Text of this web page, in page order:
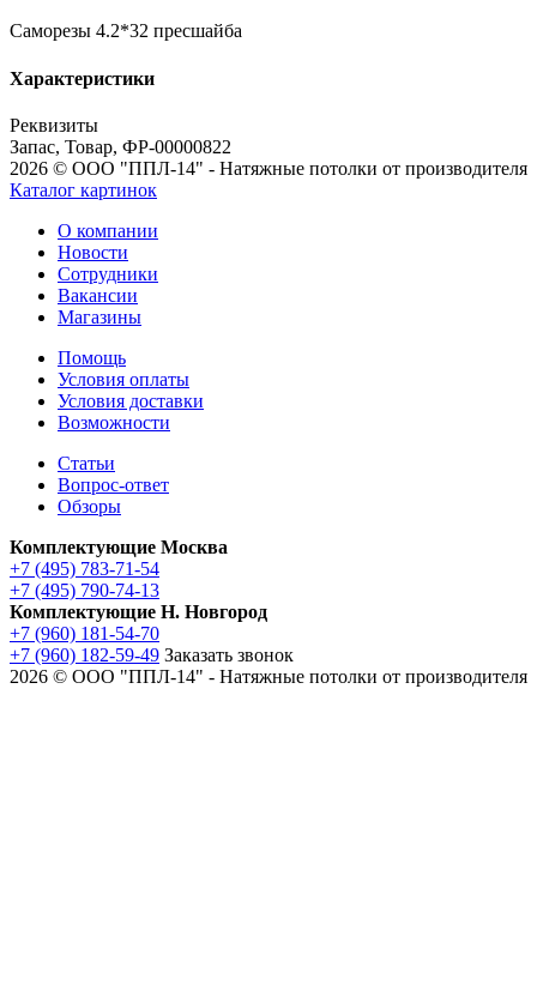
Саморезы 4.2*32 пресшайба
Характеристики
Реквизиты
Запас, Товар, ФР-00000822
2026 © ООО "ППЛ-14" - Натяжные потолки от производителя
Каталог картинок
О компании
Новости
Сотрудники
Вакансии
Магазины
Помощь
Условия оплаты
Условия доставки
Возможности
Статьи
Вопрос-ответ
Обзоры
Комплектующие Москва
+7 (495) 783-71-54
+7 (495) 790-74-13
Комплектующие Н. Новгород
+7 (960) 181-54-70
+7 (960) 182-59-49 Заказать звонок
2026 © ООО "ППЛ-14" - Натяжные потолки от производителя